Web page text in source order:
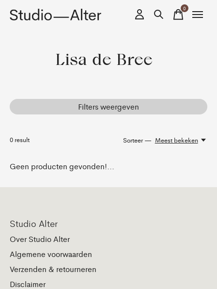
0items
Lisa de Bree
Filters weergeven
0 result Sorteer — Meest bekeken
Geen producten gevonden!...
Studio Alter
Over Studio Alter
Algemene voorwaarden
Verzenden & retourneren
Disclaimer